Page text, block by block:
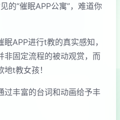
的“催眠APP公寓”，难道你
APP进行t教的真实感知，
非固定流程的被动观赏，而
t教女孩！
过丰富的台词和动画给予丰